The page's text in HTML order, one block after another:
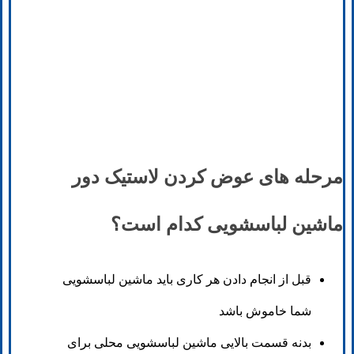
مرحله های عوض کردن لاستیک دور
ماشین لباسشویی کدام است؟
قبل از انجام دادن هر کاری باید ماشین لباسشویی
شما خاموش باشد
بدنه قسمت بالایی ماشین لباسشویی محلی برای